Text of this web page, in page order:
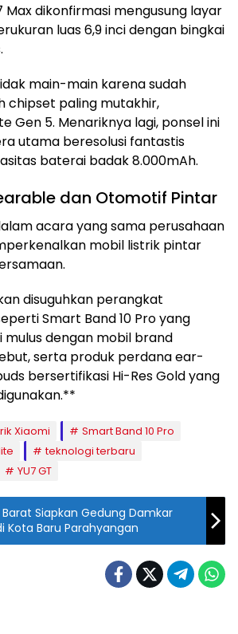
Max dikonfirmasi mengusung layar
luas 6,9 inci dengan bingkai
main-main karena sudah
chipset paling mutakhir,
Gen 5. Menariknya lagi, ponsel ini
utama beresolusi fantastis
baterai badak 8.000mAh.
dan Otomotif Pintar
acara yang sama perusahaan
mobil listrik pintar
disuguhkan perangkat
Smart Band 10 Pro yang
mulus dengan mobil brand
serta produk perdana ear-
bersertifikasi Hi-Res Gold yang
Xiaomi
Smart Band 10 Pro
teknologi terbaru
YU7 GT
Siapkan Gedung Damkar
Kota Baru Parahyangan